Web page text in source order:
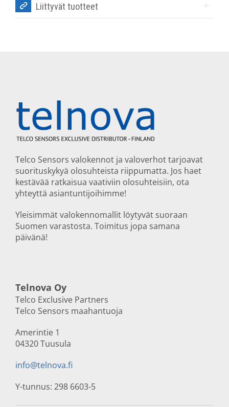
Liittyvät tuotteet
Telco Sensors valokennot ja valoverhot tarjoavat
suorituskykyä olosuhteista riippumatta. Jos haet
kestävää ratkaisua vaativiin olosuhteisiin, ota
yhteyttä asiantuntijoihimme!
Yleisimmät valokennomallit löytyvät suoraan
Suomen varastosta. Toimitus jopa samana
päivänä!
Telnova Oy
Telco Exclusive Partners
Telco Sensors maahantuoja
Amerintie 1
04320 Tuusula
info@telnova.fi
Y-tunnus: 298 6603-5